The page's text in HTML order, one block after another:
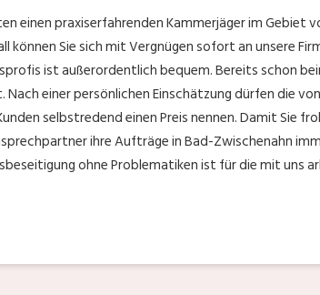
einen praxiserfahrenden Kammerjäger im Gebiet
können Sie sich mit Vergnügen sofort an unsere
ist außerordentlich bequem. Bereits schon
Nach einer persönlichen Einschätzung dürfen die
selbstredend einen Preis nennen. Damit Sie
ihre Aufträge in Bad-Zwischenahn
ohne Problematiken ist für die mit uns